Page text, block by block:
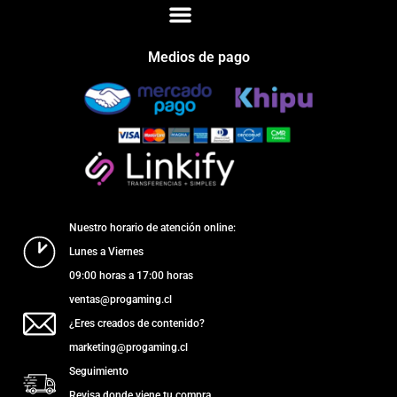
Medios de pago
Nuestro horario de atención online:
Lunes a Viernes
09:00 horas a 17:00 horas
ventas@progaming.cl
¿Eres creados de contenido?
marketing@progaming.cl
Seguimiento